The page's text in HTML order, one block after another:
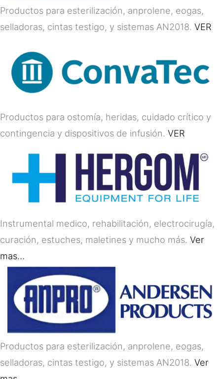
Productos para esterilización, anprolene, eogas,
selladoras, cintas testigo, y sistemas AN2018. VER
Productos para ostomía, heridas, cuidado crítico y
contingencia y dispositivos de infusión. VER
Instrumental medico, rehabilitación, electrocirugía,
curación, estuches, maletines y mucho más. Ver
mas…
Productos para esterilización, anprolene, eogas,
selladoras, cintas testigo, y sistemas AN2018. Ver